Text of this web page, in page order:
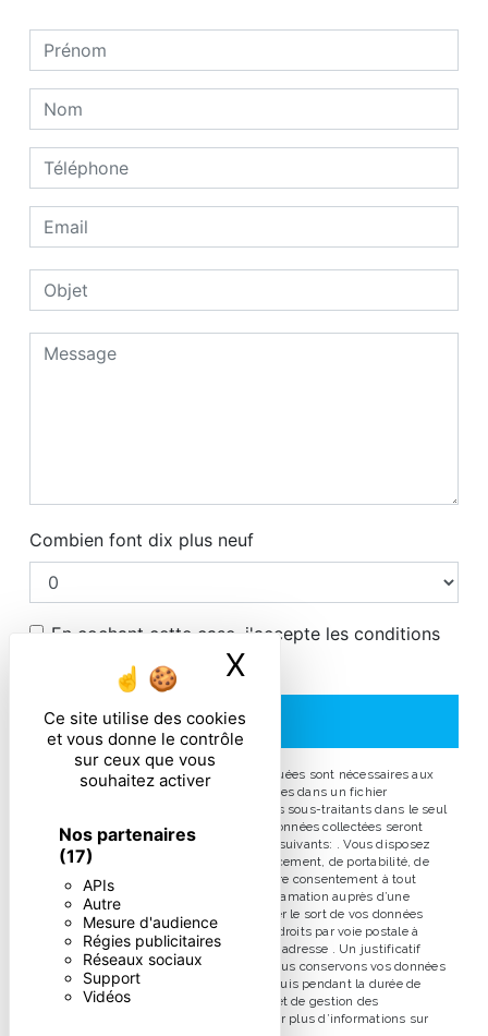
Ce site utilise des cookies
et vous donne le contrôle
sur ceux que vous
souhaitez activer
Nos partenaires
(17)
APIs
Autre
Mesure d'audience
Régies publicitaires
Réseaux sociaux
Support
Vidéos
X
Combien font dix plus neuf
En cochant cette case, j'accepte les conditions
particulières ci-dessous **
ENVOYER
** Les données personnelles communiquées sont nécessaires aux
fins de vous contacter et sont enregistrées dans un fichier
informatisé. Elles sont destinées à et ses sous-traitants dans le seul
but de répondre à votre message. Les données collectées seront
communiquées aux seuls destinataires suivants: . Vous disposez
de droits d’accès, de rectification, d’effacement, de portabilité, de
limitation, d’opposition, de retrait de votre consentement à tout
moment et du droit d’introduire une réclamation auprès d’une
autorité de contrôle, ainsi que d’organiser le sort de vos données
post-mortem. Vous pouvez exercer ces droits par voie postale à
l'adresse ou par courrier électronique à l'adresse . Un justificatif
d'identité pourra vous être demandé. Nous conservons vos données
pendant la période de prise de contact puis pendant la durée de
prescription légale aux fins probatoires et de gestion des
contentieux. Consultez le site cnil.fr pour plus d’informations sur